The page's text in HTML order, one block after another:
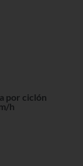
por ciclón
h